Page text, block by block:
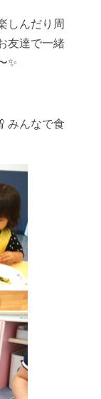
しんだり周
友達で一緒
✨
みんなで食